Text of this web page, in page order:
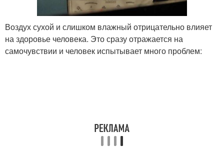
Воздух сухой и слишком влажный отрицательно влияет
на здоровье человека. Это сразу отражается на
самочувствии и человек испытывает много проблем: